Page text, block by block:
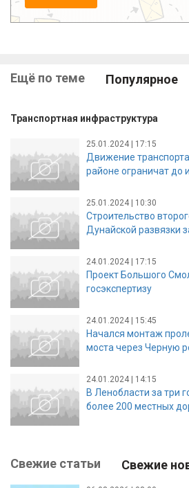
Ещё по теме Популярное
Транспортная инфраструктура
25.01.2024 | 17:15
Движение
районе ограничат до
25.01.2024 | 10:30
Строительство
Дунайской развязки
24.01.2024 | 17:15
Проект Большого
госэкспертизу
24.01.2024 | 15:45
Начался монтаж
моста через Черную
24.01.2024 | 14:15
В Ленобласти за три
более 200 местных
Свежие статьи Свежие